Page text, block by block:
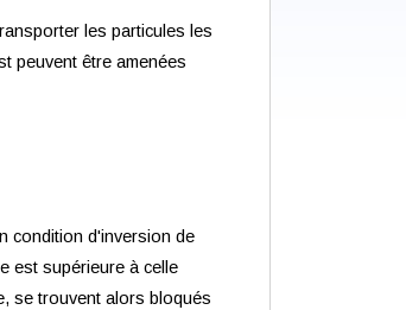
les particules les
peuvent être amenées
condition d'inversion de
est supérieure à celle
se trouvent alors bloqués